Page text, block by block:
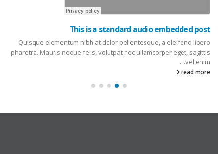
This is a standard audio embedded post
Quisque elementum nibh at dolor pellentesque, a eleifend libero
pharetra. Mauris neque felis, volutpat nec ullamcorper eget, sagittis
vel enim....
read more